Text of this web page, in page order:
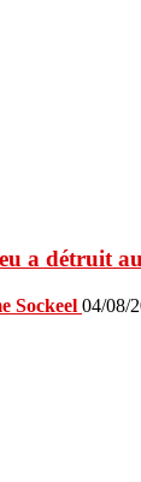
a détruit
Sockeel 04/08/